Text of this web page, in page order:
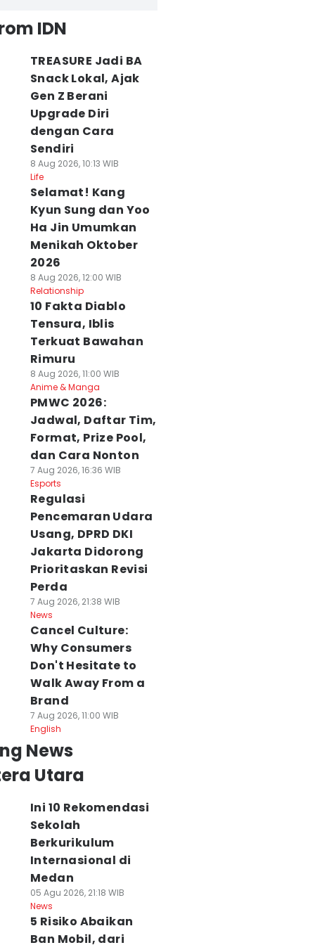
IDN
TREASURE Jadi BA
Snack Lokal, Ajak
Gen Z Berani
Upgrade Diri
dengan Cara
Sendiri
8 Aug 2026, 10:13 WIB
Life
Selamat! Kang
Kyun Sung dan Yoo
Ha Jin Umumkan
Menikah Oktober
2026
8 Aug 2026, 12:00 WIB
Relationship
10 Fakta Diablo
Tensura, Iblis
Terkuat Bawahan
Rimuru
8 Aug 2026, 11:00 WIB
Anime & Manga
PMWC 2026:
Jadwal, Daftar Tim,
Format, Prize Pool,
dan Cara Nonton
7 Aug 2026, 16:36 WIB
Esports
Regulasi
Pencemaran Udara
Usang, DPRD DKI
Jakarta Didorong
Prioritaskan Revisi
Perda
7 Aug 2026, 21:38 WIB
News
Cancel Culture:
Why Consumers
Don't Hesitate to
Walk Away From a
Brand
7 Aug 2026, 11:00 WIB
English
News
Utara
Ini 10 Rekomendasi
Sekolah
Berkurikulum
Internasional di
Medan
05 Agu 2026, 21:18 WIB
News
5 Risiko Abaikan
Ban Mobil, dari